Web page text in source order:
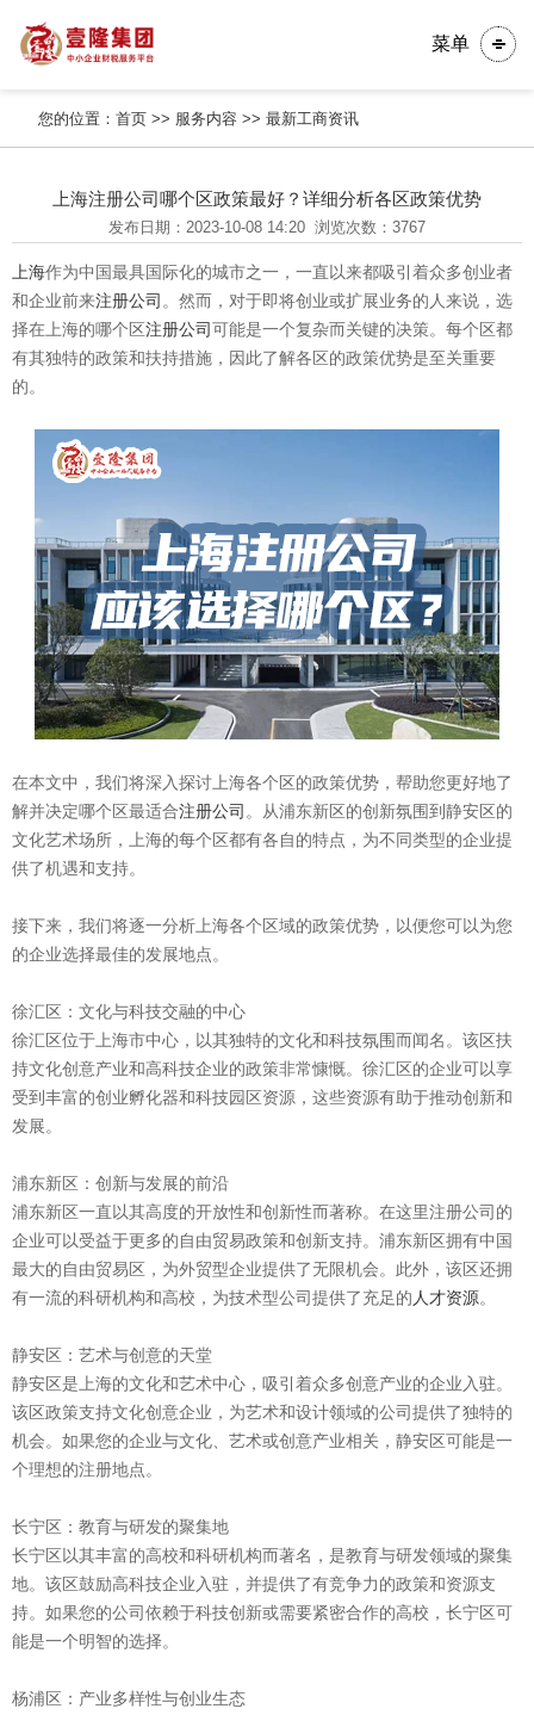
菜单
您的位置：首页 >> 服务内容 >>最新工商资讯
上海注册公司哪个区政策最好？详细分析各区政策优势
发布日期：2023-10-08 14:20 浏览次数：3767
上海作为中国最具国际化的城市之一，一直以来都吸引着众多创业者
和企业前来注册公司 。然而，对于即将创业或扩展业务的人来说，选
择在上海的哪个区注册公司可能是一个复杂而关键的决策。每个区都
有其独特的政策和扶持措施，因此了解各区的政策优势是至关重要
的。
在本文中，我们将深入探讨上海各个区的政策优势，帮助您更好地了
解并决定哪个区最适合注册公司 。从浦东新区的创新氛围到静安区的
文化艺术场所，上海的每个区都有各自的特点，为不同类型的企业提
供了机遇和支持。
接下来，我们将逐一分析上海各个区域的政策优势，以便您可以为您
的企业选择最佳的发展地点。
徐汇区：文化与科技交融的中心
徐汇区位于上海市中心，以其独特的文化和科技氛围而闻名。该区扶
持文化创意产业和高科技企业的政策非常慷慨。徐汇区的企业可以享
受到丰富的创业孵化器和科技园区资源，这些资源有助于推动创新和
发展。
浦东新区：创新与发展的前沿
浦东新区一直以其高度的开放性和创新性而著称。在这里注册公司的
企业可以受益于更多的自由贸易政策和创新支持。浦东新区拥有中国
最大的自由贸易区，为外贸型企业提供了无限机会。此外，该区还拥
有一流的科研机构和高校，为技术型公司提供了充足的 人才资源。
静安区：艺术与创意的天堂
静安区是上海的文化和艺术中心，吸引着众多创意产业的企业入驻。
该区政策支持文化创意企业，为艺术和设计领域的公司提供了独特的
机会。如果您的企业与文化、艺术或创意产业相关，静安区可能是一
个理想的注册地点。
长宁区：教育与研发的聚集地
长宁区以其丰富的高校和科研机构而著名，是教育与研发领域的聚集
地。该区鼓励高科技企业入驻，并提供了有竞争力的政策和资源支
持。如果您的公司依赖于科技创新或需要紧密合作的高校，长宁区可
能是一个明智的选择。
杨浦区：产业多样性与创业生态